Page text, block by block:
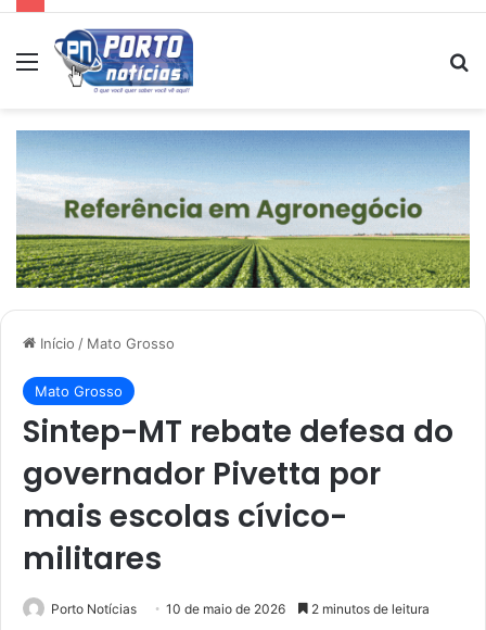
Menu
Início / Mato Grosso
Mato Grosso
Sintep-MT rebate defesa do
governador Pivetta por
mais escolas cívico-
militares
Porto Notícias 10 de maio de 2026 2 minutos de leitura